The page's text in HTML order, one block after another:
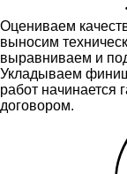
Оцениваем
выносим
выравниваем и
Укладываем
работ начинается
договором.